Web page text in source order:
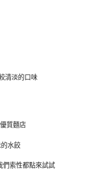
清淡的口味
水餃
們索性都點來試試